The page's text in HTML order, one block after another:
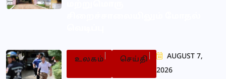
உலகம் செய்தி
AUGUST 7,
2026